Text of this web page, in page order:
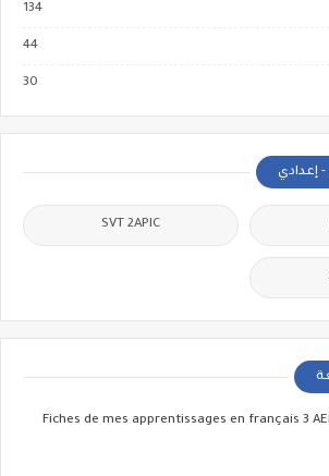
134
44
30
- إعدادي
SVT 2APIC
Fiches de mes apprentissages en français 3